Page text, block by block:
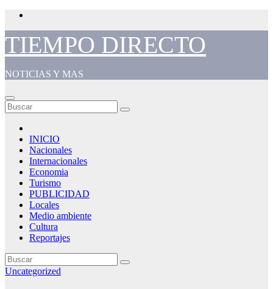
Saltar
contenido
TIEMPO DIRECTO
NOTICIAS Y MAS
INICIO
Nacionales
Internacionales
Economia
Turismo
PUBLICIDAD
Locales
Medio ambiente
Cultura
Reportajes
Uncategorized